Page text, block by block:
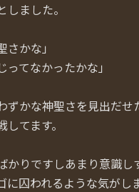
しました。
さかな」
ってなかったかな」
ずかな神聖さを見出だせ
てます。
かりですしあまり意識し
に囚われるような気がし